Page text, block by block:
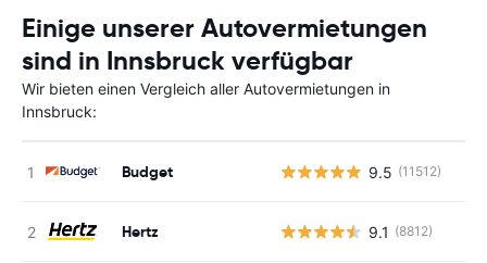
Einige unserer Autovermietungen
sind in Innsbruck verfügbar
Wir bieten einen Vergleich aller Autovermietungen in
Innsbruck:
Budget 9.5 (11512)
Hertz 9.1 (8812)